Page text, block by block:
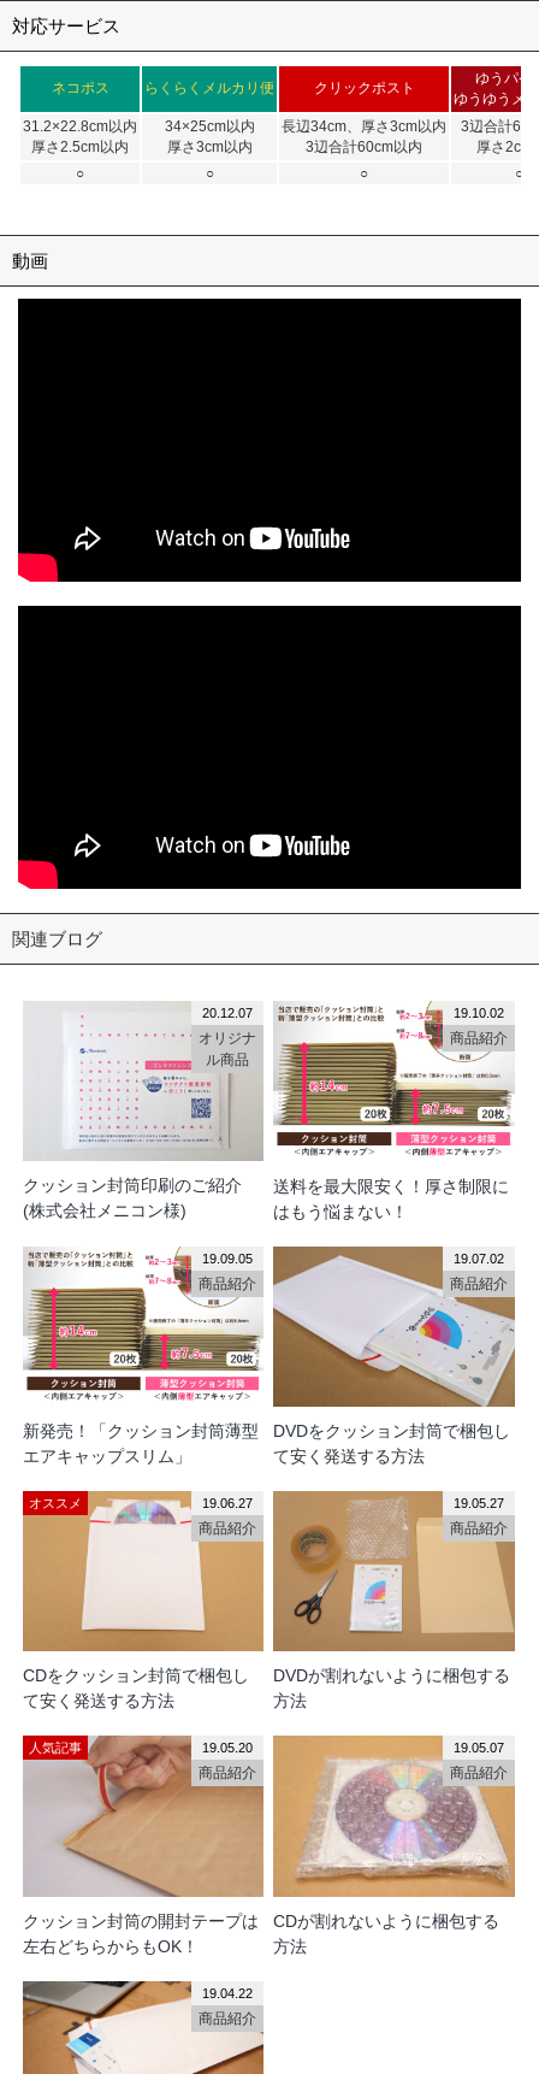
対応サービス
ネコポス らくらくメルカリ便 クリックポスト
ゆうパケ
ゆうゆうメ
31.2×22.8cm以内
厚さ2.5cm以内
34×25cm以内
厚さ3cm以内
長辺34cm、厚さ3cm以内
3辺合計60cm以内
3辺合計
厚さ2cm
○
○ ○ ○
動画
関連ブログ
クッション封筒印刷のご紹介
(株式会社メニコン様)
オリジナ
ル商品
20.12.07
送料を最大限安く！厚さ制限に
はもう悩まない！
商品紹介
19.10.02
新発売！「クッション封筒薄型
エアキャップスリム」
商品紹介
19.09.05
DVDをクッション封筒で梱包し
て安く発送する方法
商品紹介
19.07.02
CDをクッション封筒で梱包し
て安く発送する方法
オススメ
商品紹介
19.06.27
DVDが割れないように梱包する
方法
商品紹介
19.05.27
クッション封筒の開封テープは
左右どちらからもOK！
人気記事
商品紹介
19.05.20
CDが割れないように梱包する
方法
商品紹介
19.05.07
商品紹介
19.04.22